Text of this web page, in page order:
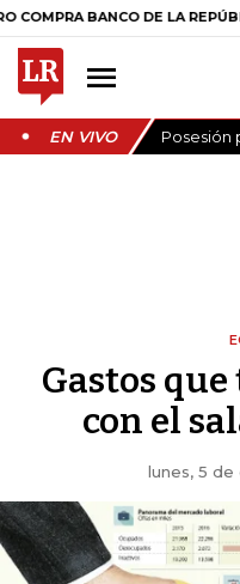
BANCO DE LA REPÚBLICA $
EN VIVO Posesión
Gastos
con el
lunes, 5